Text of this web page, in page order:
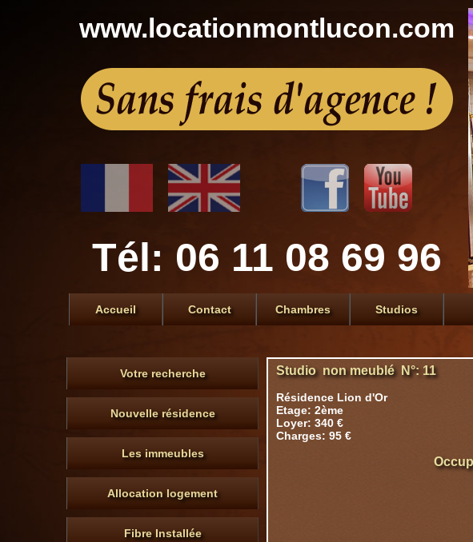
www.locationmontlucon.com
Tél: 06 11 08 69 96
Accueil Contact Chambres Studios
Studio non meublé N°: 11
Résidence Lion d'Or
Etage: 2ème
Loyer: 340 €
Charges: 95 €
Votre recherche
Nouvelle résidence
Les immeubles
Allocation logement
Fibre Installée